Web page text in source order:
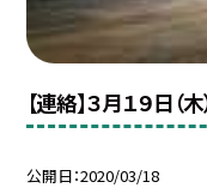
【連絡】３月１９日（
公開日 2020/03/18